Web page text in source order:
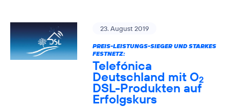
23. August 2019
PREIS-LEISTUNGS-SIEGER UND STARKES
FESTNETZ:
Telefónica
Deutschland mit O2
DSL-Produkten auf
Erfolgskurs